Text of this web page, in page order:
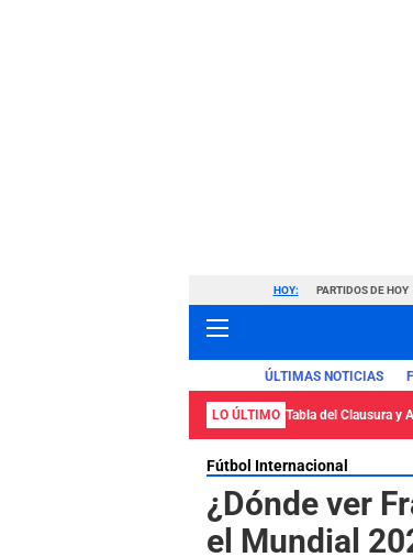
HOY: PARTIDOS DE HOY
ÚLTIMAS NOTICIAS
LO ÚLTIMO Tabla del Clausura y
Fútbol Internacional
¿Dónde ver
el Mundial